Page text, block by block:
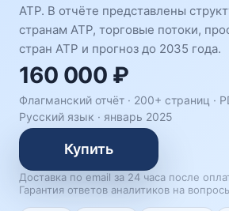
АТР. В отчёте представлены
странам АТР, торговые потоки,
стран АТР и прогноз до 2035 года.
160 000 ₽
Флагманский отчёт · 200+ страниц ·
Русский язык · январь 2025
Купить
Доставка по email за 24 часа после
Гарантия ответов аналитиков на